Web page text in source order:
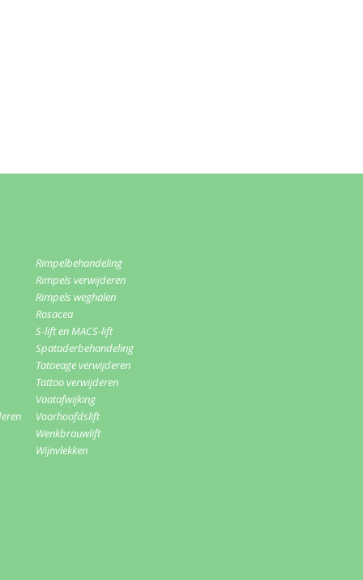
Rimpelbehandeling
Rimpels verwijderen
Rimpels weghalen
Rosacea
S-lift en MACS-lift
Spataderbehandeling
Tatoeage verwijderen
Tattoo verwijderen
Vaatafwijking
Voorhoofdslift
Wenkbrauwlift
Wijnvlekken